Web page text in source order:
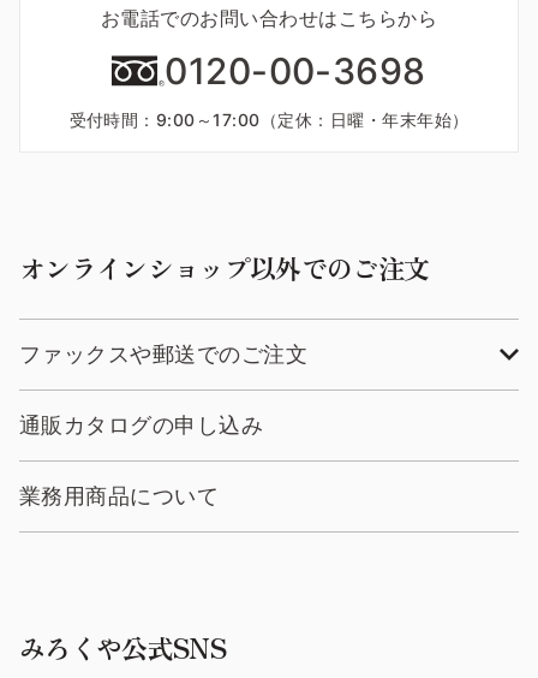
お電話でのお問い合わせはこちらから
0120-00-3698
受付時間：9:00～17:00（定休：日曜・年末年始）
オンラインショップ以外でのご注文
ファックスや郵送でのご注文
通販カタログの申し込み
業務用商品について
みろくや公式SNS